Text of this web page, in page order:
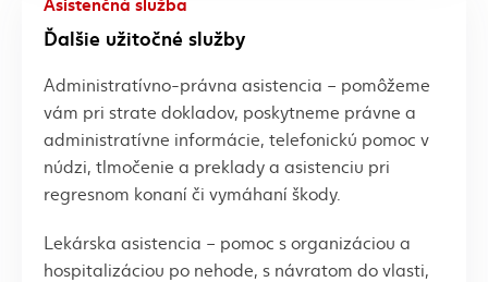
Ďalšie užitočné služby
Administratívno-právna asistencia – pomôžeme
vám pri strate dokladov, poskytneme právne a
administratívne informácie, telefonickú pomoc v
núdzi, tlmočenie a preklady a asistenciu pri
regresnom konaní či vymáhaní škody.
Lekárska asistencia – pomoc s organizáciou a
hospitalizáciou po nehode, s návratom do vlasti,